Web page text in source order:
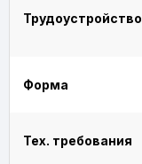
Трудоустройство
Форма
Тех. требования